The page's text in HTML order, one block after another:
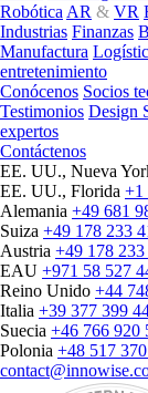
Robótica AR & VR
Industrias Finanzas
Manufactura
entretenimiento
Conócenos Socios
Testimonios Design
expertos
Contáctenos
EE. UU., Nueva
EE. UU., Florida +1
Alemania +49 681
Suiza +49 178 233
Austria +49 178
EAU +971 58 527
Reino Unido +44
Italia +39 377 399
Suecia +46 766 920
Polonia +48 517